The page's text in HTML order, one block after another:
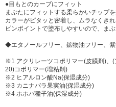
●目もとのカーブにフィット
まぶたにフィットする柔らかいチップを
カラーがピタッと密着し、ムラなくきれ
ピンポイントで塗布しやすいので、ま
◆エタノールフリー、鉱物油フリー、
※1 アクリレーツコポリマー(皮膜剤)、
20)コポリマー(増粘剤)
※2 ヒアルロン酸Na(保湿成分)
※3 カニナバラ果実油(保湿成分)
※4 ホホバ種子油(保湿成分)